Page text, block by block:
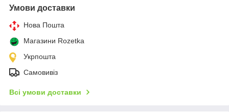
Умови доставки
Нова Пошта
Магазини Rozetka
Укрпошта
Самовивіз
Всі умови доставки